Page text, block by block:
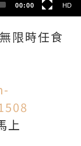
00:00 HD
限時任食
上